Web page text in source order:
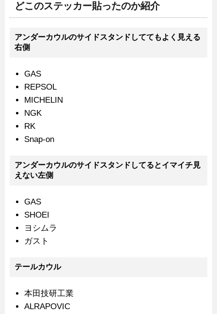
どこのステッカー貼ったのか紹介
アンダーカウルのサイドスタンドしててもよく見える
右側
GAS
REPSOL
MICHELIN
NGK
RK
Snap-on
アンダーカウルのサイドスタンドしてるとイマイチ見
えない左側
GAS
SHOEI
ヨシムラ
ガスト
テールカウル
本田技研工業
ALRAPOVIC